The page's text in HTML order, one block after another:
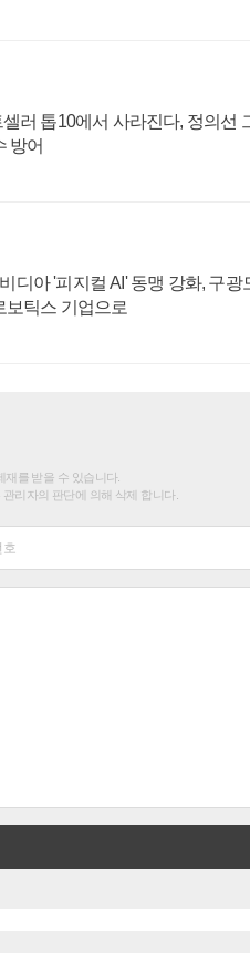
러 톱10에서 사라진다, 정의선
방어
디아 '피지컬 AI' 동맹 강화, 구광
보틱스 기업으로
를 받을 수 있습니다.
리자의 판단에 의해 삭제 합니다.